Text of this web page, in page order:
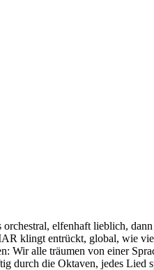
elfenhaft lieblich, dann
klingt entrückt, global, wie
Wir alle träumen von einer
durch die Oktaven, jedes Lied